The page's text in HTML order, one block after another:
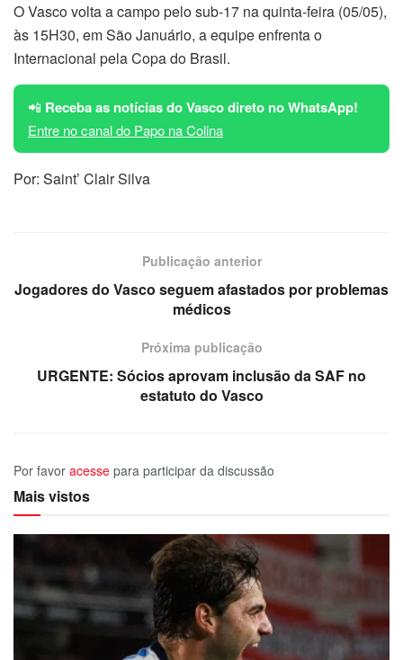
O Vasco volta a campo pelo sub-17 na quinta-feira (05/05),
às 15H30, em São Januário, a equipe enfrenta o
Internacional pela Copa do Brasil.
📲 Receba as notícias do Vasco direto no WhatsApp!
Entre no canal do Papo na Colina
Por: Saint’ Clair Silva
Publicação anterior
Jogadores do Vasco seguem afastados por problemas
médicos
Próxima publicação
URGENTE: Sócios aprovam inclusão da SAF no
estatuto do Vasco
Por favor acesse para participar da discussão
Mais vistos